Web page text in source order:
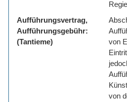
Aufführungsvertrag,
Aufführungsgebühr:
(Tantieme)
von
von